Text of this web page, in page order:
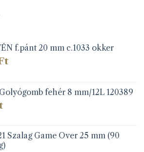
f.pánt 20 mm c.1033 okker
fehér 8 mm/12L 120389
Szalag Game Over 25 mm (90